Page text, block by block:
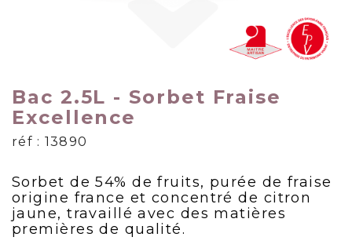
Bac 2.5L - Sorbet Fraise
Excellence
réf : 13890
Sorbet de 54% de fruits, purée de fraise
origine france et concentré de citron
jaune, travaillé avec des matières
premières de qualité.